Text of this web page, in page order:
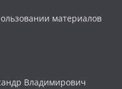
материалов
Владимирович